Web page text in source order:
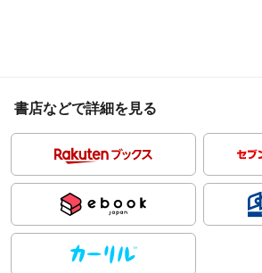
書店などで詳細を見る